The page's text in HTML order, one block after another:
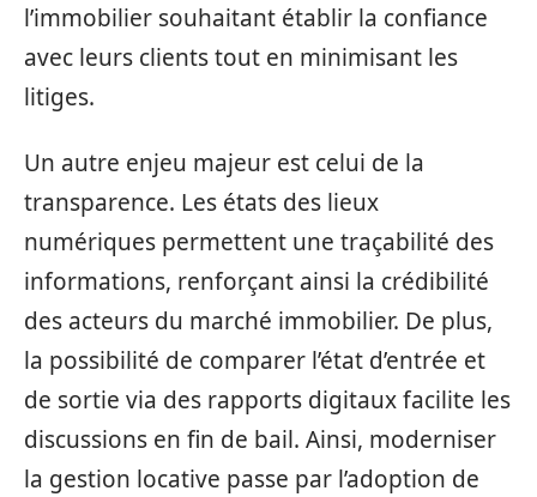
l’immobilier souhaitant établir la confiance
avec leurs clients tout en minimisant les
litiges.
Un autre enjeu majeur est celui de la
transparence. Les états des lieux
numériques permettent une traçabilité des
informations, renforçant ainsi la crédibilité
des acteurs du marché immobilier. De plus,
la possibilité de comparer l’état d’entrée et
de sortie via des rapports digitaux facilite les
discussions en fin de bail. Ainsi, moderniser
la gestion locative passe par l’adoption de